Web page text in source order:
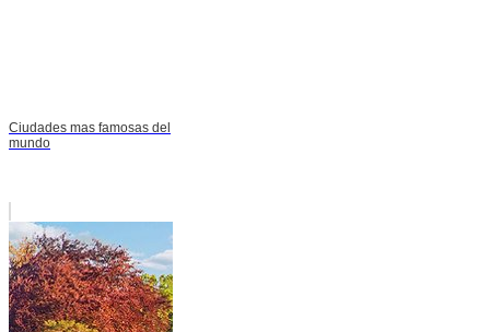
Ciudades mas famosas del
mundo